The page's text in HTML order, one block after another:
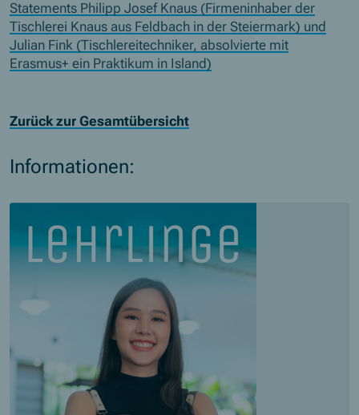
Statements Philipp Josef Knaus (Firmeninhaber der
Tischlerei Knaus aus Feldbach in der Steiermark) und
Julian Fink (Tischlereitechniker, absolvierte mit
Erasmus+ ein Praktikum in Island)
Zurück zur Gesamtübersicht
Informationen:
Skip slider